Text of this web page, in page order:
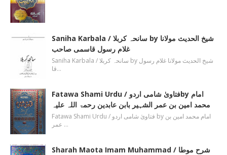
Saniha Karbala / سانحہ کربلا by شیخ الحدیث مولانا
غلام رسول قاسمی صاحب
Saniha Karbala / سانحہ کربلا by شیخ الحدیث مولانا غلام رسول
قا…
Fatawa Shami Urdu / فتاویٰ شامی اردوby امام
محمد امین بن عمر الشہیر بابن عابدین رحمۃ اللہ علیہ
Fatawa Shami Urdu / فتاویٰ شامی اردو by امام محمد امین بن
عمر …
Sharah Maota Imam Muhammad / شرح موطا